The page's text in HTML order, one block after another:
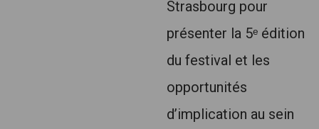
Strasbourg pour
présenter la 5ᵉ édition
du festival et les
opportunités
d’implication au sein